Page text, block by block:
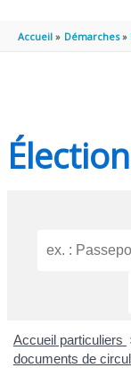
Accueil Démarches
Accueil particuliers
documents de